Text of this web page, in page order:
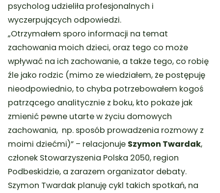
psycholog udzieliła profesjonalnych i
wyczerpujących odpowiedzi.
„Otrzymałem sporo informacji na temat
zachowania moich dzieci, oraz tego co może
wpływać na ich zachowanie, a także tego, co robię
źle jako rodzic (mimo ze wiedziałem, że postępuję
nieodpowiednio, to chyba potrzebowałem kogoś
patrzącego analitycznie z boku, kto pokaże jak
zmienić pewne utarte w życiu domowych
zachowania, np. sposób prowadzenia rozmowy z
moimi dziećmi)” – relacjonuje Szymon Twardak,
członek Stowarzyszenia Polska 2050, region
Podbeskidzie, a zarazem organizator debaty.
Szymon Twardak planuję cykl takich spotkań, na